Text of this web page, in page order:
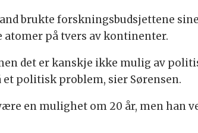
brukte forskningsbudsjettene
på tvers av kontinenter.
det er kanskje ikke mulig av
politisk problem, sier Sørensen.
en mulighet om 20 år, men han